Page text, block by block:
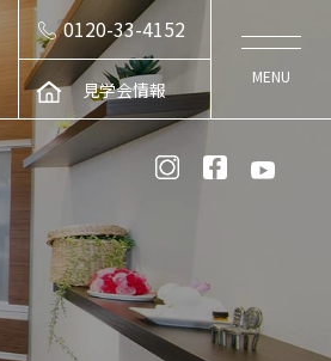
0120-33-4152
見学会情報